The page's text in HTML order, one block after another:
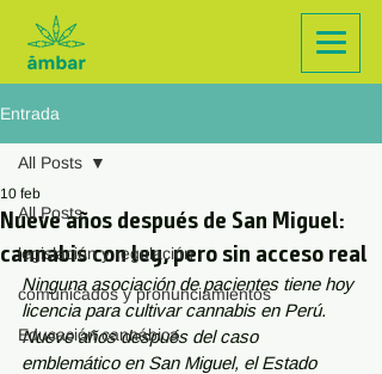
Entrada
All Posts
legislación y regulación
comunicados y pronunciamientos
Educación cannábica
All Posts
Nueve años después de San Miguel:
cannabis con ley, pero sin acceso real
10 feb
Ninguna asociación de pacientes tiene hoy
licencia para cultivar cannabis en Perú.
Nueve años después del caso
emblemático en San Miguel, el Estado